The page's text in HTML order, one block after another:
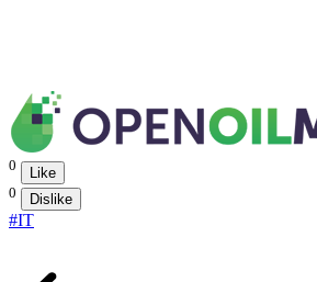
0
Like
0
Dislike
#IT